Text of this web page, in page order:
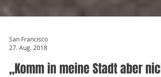
San Francisco
27. Aug. 2018